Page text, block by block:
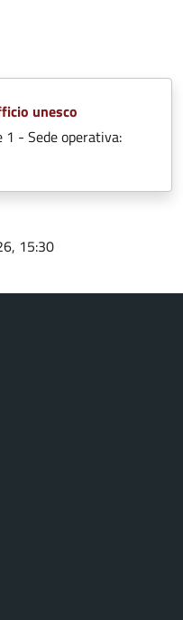
unesco
1 - Sede operativa:
15:30